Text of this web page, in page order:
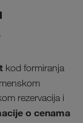
kod formiranja
rezervacija i
o cenama